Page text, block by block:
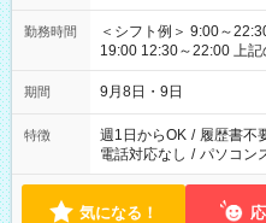
勤務時間
＜シフト例＞ 9:00～
19:00 12:30～22:00 上記の時間から好きな時間を選べます！ ※
時間は変更となる可能性
期間 9月8日・9日
特徴 週1日からOK / 履歴書不
電話対応なし / パソコン
気になる！